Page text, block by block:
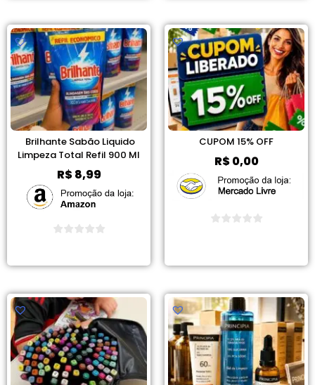
Brilhante Sabão Liquido
Limpeza Total Refil 900 Ml
R$8,99
CUPOM 15% OFF
R$0,00